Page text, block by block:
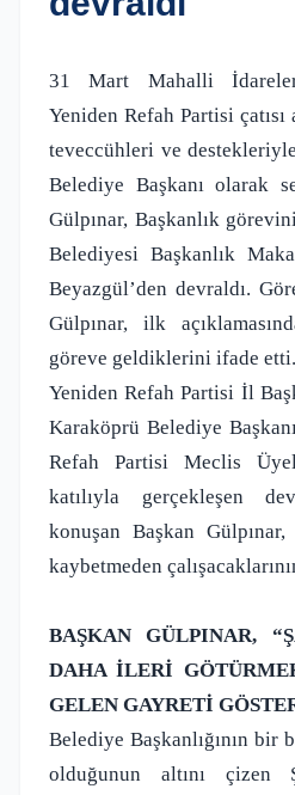
31 Mart Mahalli
Yeniden Refah Partisi
teveccühleri ve
Belediye Başkanı olarak
Gülpınar, Başkanlık
Belediyesi Başkanlık
Beyazgül’den devraldı.
Gülpınar, ilk
göreve geldiklerini ifade etti.
Yeniden Refah Partisi İl
Karaköprü Belediye
Refah Partisi Meclis
katılıyla gerçekleşen
konuşan Başkan
kaybetmeden
BAŞKAN GÜLPINAR,
DAHA İLERİ
GELEN GAYRETİ
Belediye Başkanlığının bir
olduğunun altını çizen